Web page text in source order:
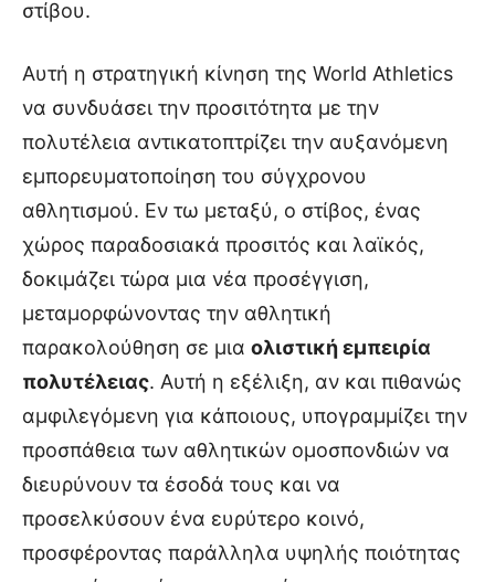
στίβου.
Αυτή η στρατηγική κίνηση της World Athletics
να συνδυάσει την προσιτότητα με την
πολυτέλεια αντικατοπτρίζει την αυξανόμενη
εμπορευματοποίηση του σύγχρονου
αθλητισμού. Εν τω μεταξύ, ο στίβος, ένας
χώρος παραδοσιακά προσιτός και λαϊκός,
δοκιμάζει τώρα μια νέα προσέγγιση,
μεταμορφώνοντας την αθλητική
παρακολούθηση σε μια ολιστική εμπειρία
πολυτέλειας. Αυτή η εξέλιξη, αν και πιθανώς
αμφιλεγόμενη για κάποιους, υπογραμμίζει την
προσπάθεια των αθλητικών ομοσπονδιών να
διευρύνουν τα έσοδά τους και να
προσελκύσουν ένα ευρύτερο κοινό,
προσφέροντας παράλληλα υψηλής ποιότητας